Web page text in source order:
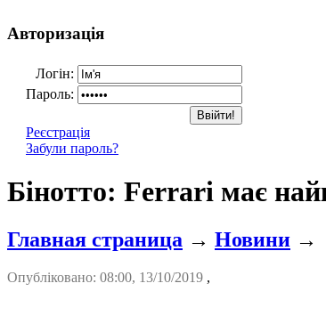
Авторизація
Логін:
Пароль:
Реєстрація
Забули пароль?
Бінотто: Ferrari має
Главная страница → Новини →
Опубліковано: 08:00, 13/10/2019 ,